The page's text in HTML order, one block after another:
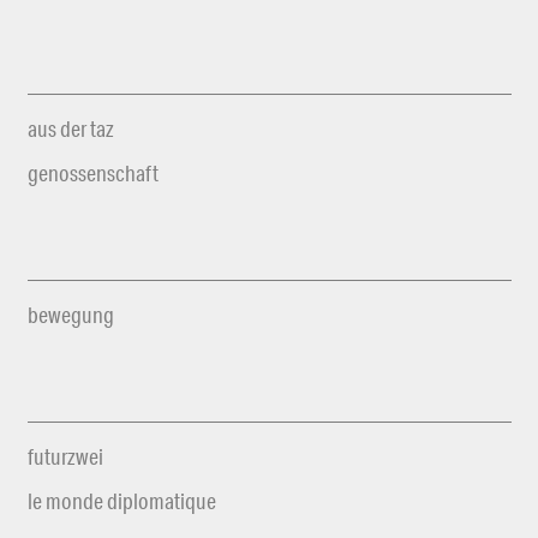
aus der taz
genossenschaft
bewegung
futurzwei
le monde diplomatique